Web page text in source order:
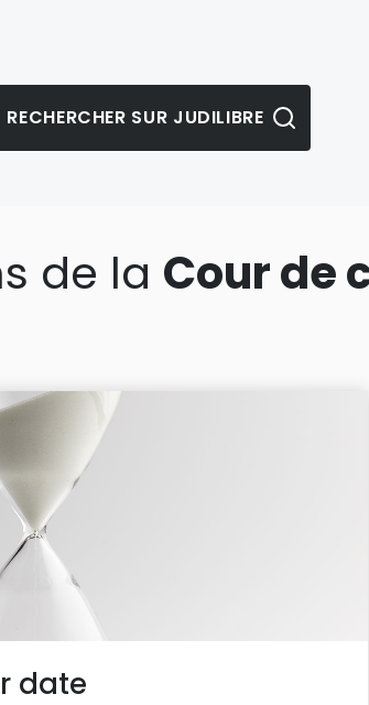
de la Cour de
date